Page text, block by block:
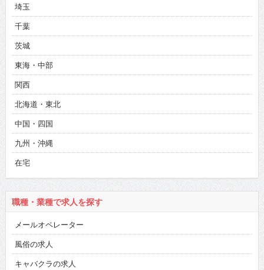
埼玉
千葉
茨城
東海・中部
関西
北海道・東北
中国・四国
九州・沖縄
在宅
職種・業種で求人を探す
メールオペレーター
風俗の求人
キャバクラの求人